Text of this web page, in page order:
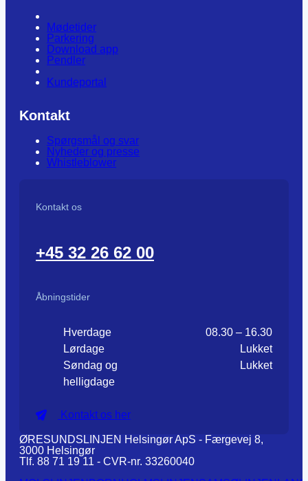
Mødetider
Parkering
Download app
Pendler
Kundeportal
Kontakt
Spørgsmål og svar
Nyheder og presse
Whistleblower
Kontakt os
+45 32 26 62 00
Åbningstider
Hverdage
08.30 – 16.30
Lørdage
Lukket
Søndag og
helligdage
Lukket
Kontakt os her
ØRESUNDSLINJEN Helsingør ApS - Færgevej 8,
3000 Helsingør
Tlf. 88 71 19 11 - CVR-nr. 33260040